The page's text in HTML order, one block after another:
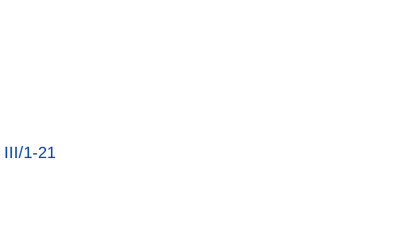
III/1-21